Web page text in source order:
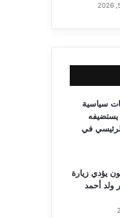
سياسية
في
يؤدي زيارة
ولد أحمد